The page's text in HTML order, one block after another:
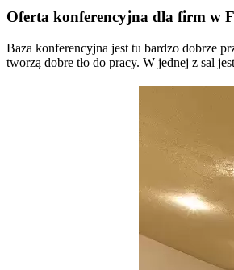
Oferta konferencyjna dla firm w
Baza konferencyjna jest tu bardzo dobrze
tworzą dobre tło do pracy. W jednej z sal